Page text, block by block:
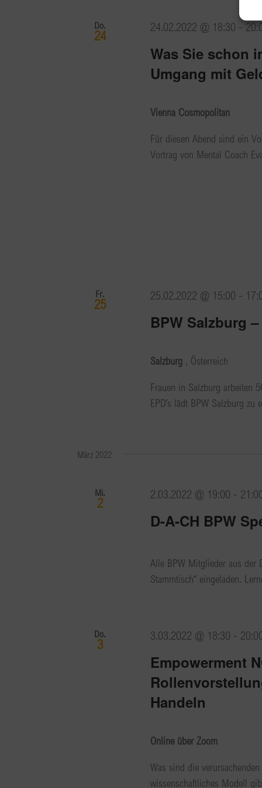
Do.
24
Was Sie schon
Umgang mit
24.02.2022 @ 18:30 -
Vienna Cosmopolitan
Für diesen Abend sind ein
Vortrag von Mental Coach
Fr.
25
BPW Salzburg
25.02.2022 @ 15:00 -
Salzburg , Österreich
Frauen in Salzburg arbeiten
EPD’s lädt BPW Salzburg
März 2022
Mi.
2
D-A-CH BPW
2.03.2022 @ 19:00 -
Alle BPW Mitglieder aus der
Stammtisch“ eingeladen.
Do.
3
Empowerment
Handeln
3.03.2022 @ 18:30 -
Online über Zoom
Was sind die
wissenschaftliches Modell